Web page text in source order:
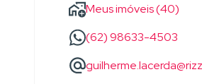
Meus imóveis (40)
(62) 98633-4503